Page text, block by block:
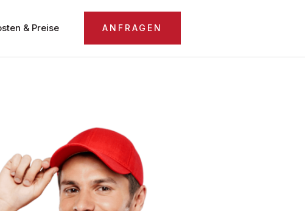
& Preise ANFRAGEN